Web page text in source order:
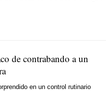
de contrabando a un
en un control rutinario